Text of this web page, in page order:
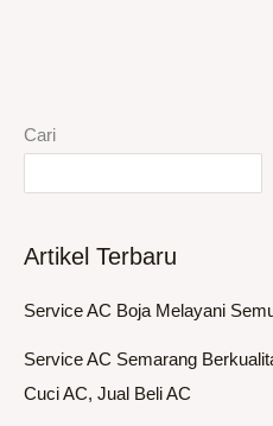
Cari
Artikel Terbaru
Service AC Boja Melayani
Service AC Semarang
Cuci AC, Jual Beli AC